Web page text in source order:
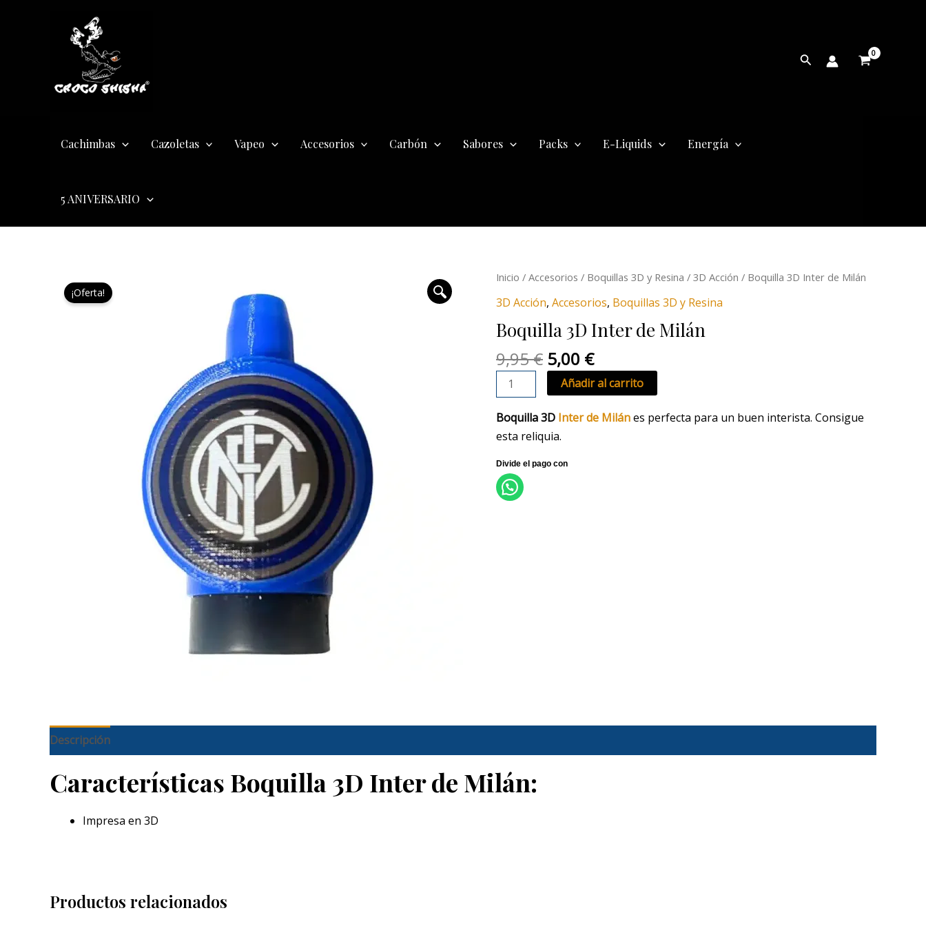
Buscar
Cachimbas Cazoletas Vapeo Accesorios Carbón Sabores Packs E-Liquids Energía
5 ANIVERSARIO
¡Oferta!
Inicio / Accesorios / Boquillas 3D y Resina / 3D Acción / Boquilla 3D Inter de Milán
3D Acción, Accesorios, Boquillas 3D y Resina
Boquilla 3D Inter de Milán
9,95€
El
precio
original
era:
9,95 €.
5,00 €
El
precio
actual
es:
5,00 €.
Boquilla
3D
de
Milán
cantidad
Añadir al carrito
Boquilla 3D Inter de Milánes perfecta para un buen interista. Consigue
esta reliquia.
Descripción
Características Boquilla 3D Inter de Milán:
Impresa en 3D
Productos relacionados